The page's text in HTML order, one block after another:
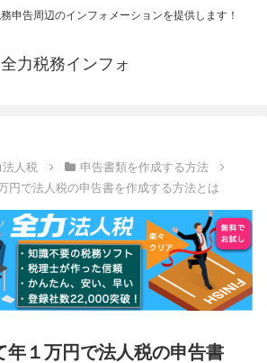
申告周辺のインフォメーションを提供します！
全力税務インフォ
法人税
申告書類を作成する方法
円で法人税の申告書を作成する方法とは
年１万円で法人税の申告書